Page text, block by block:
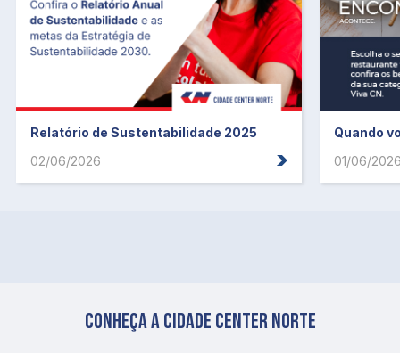
Relatório de Sustentabilidade 2025
02/06/2026
Quando
01/06/
Conheça a cidade center norte